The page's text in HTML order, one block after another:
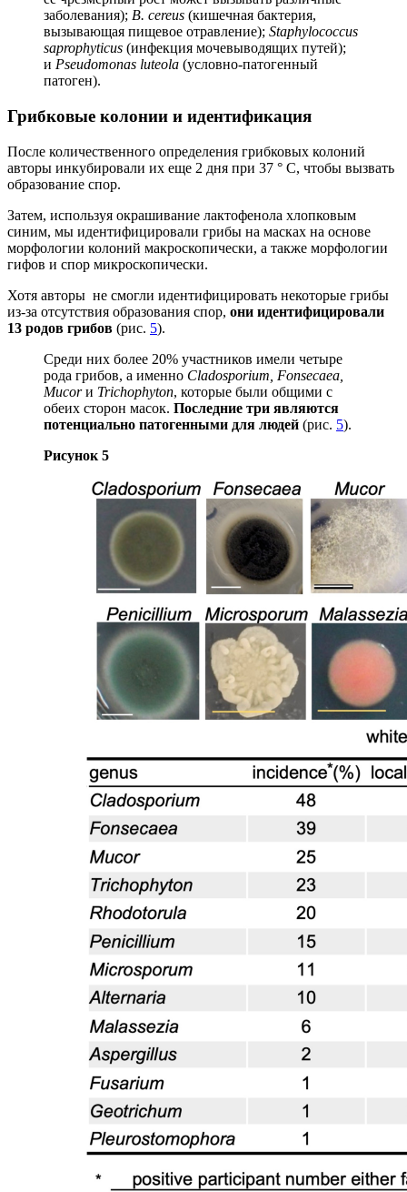
заболевания); B. cereus (кишечная бактерия,
вызывающая пищевое отравление); Staphylococcus
saprophyticus (инфекция мочевыводящих путей);
и Pseudomonas luteola (условно-патогенный
патоген).
Грибковые колонии и идентификация
После количественного определения грибковых колоний
авторы инкубировали их еще 2 дня при 37 ° C, чтобы вызвать
образование спор.
Затем, используя окрашивание лактофенола хлопковым
синим, мы идентифицировали грибы на масках на основе
морфологии колоний макроскопически, а также морфологии
гифов и спор микроскопически.
Хотя авторы не смогли идентифицировать некоторые грибы
из-за отсутствия образования спор, они идентифицировали
13 родов грибов (рис. 5).
Среди них более 20% участников имели четыре
рода грибов, а именно Cladosporium, Fonsecaea,
Mucorи Trichophyton, которые были общими с
обеих сторон масок. Последние три являются
потенциально патогенными для людей (рис. 5).
Рисунок 5